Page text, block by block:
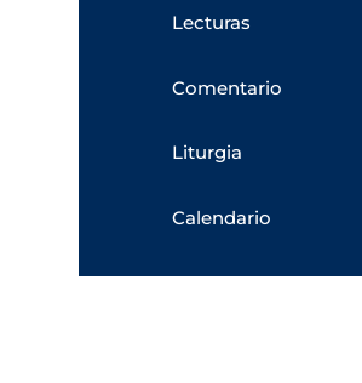
Lecturas
Comentario
Liturgia
Calendario